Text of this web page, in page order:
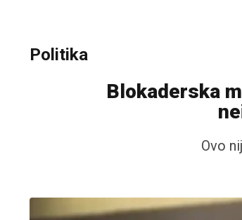
Politika
Blokaderska
Ovo